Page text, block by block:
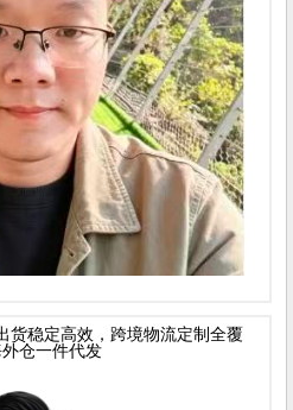
货稳定高效，跨境物流定制全覆
仓一件代发